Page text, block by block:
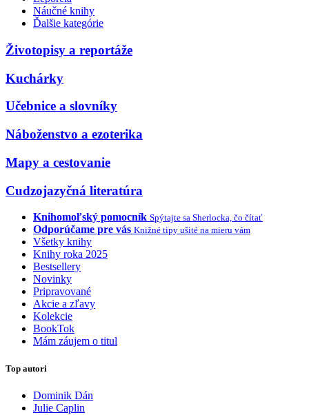
Náučné knihy
Ďalšie kategórie
Životopisy a reportáže
Kuchárky
Učebnice a slovníky
Náboženstvo a ezoterika
Mapy a cestovanie
Cudzojazyčná literatúra
Knihomoľský pomocník Spýtajte sa Sherlocka, čo čítať
Odporúčame pre vás Knižné tipy ušité na mieru vám
Všetky knihy
Knihy roka 2025
Bestsellery
Novinky
Pripravované
Akcie a zľavy
Kolekcie
BookTok
Mám záujem o titul
Top autori
Dominik Dán
Julie Caplin